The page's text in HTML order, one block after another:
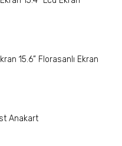
15.6” Florasanlı Ekran
Anakart